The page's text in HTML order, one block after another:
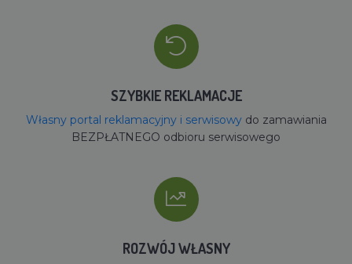
SZYBKIE REKLAMACJE
Własny portal reklamacyjny i serwisowydo zamawiania
BEZPŁATNEGO odbioru serwisowego
ROZWÓJ WŁASNY